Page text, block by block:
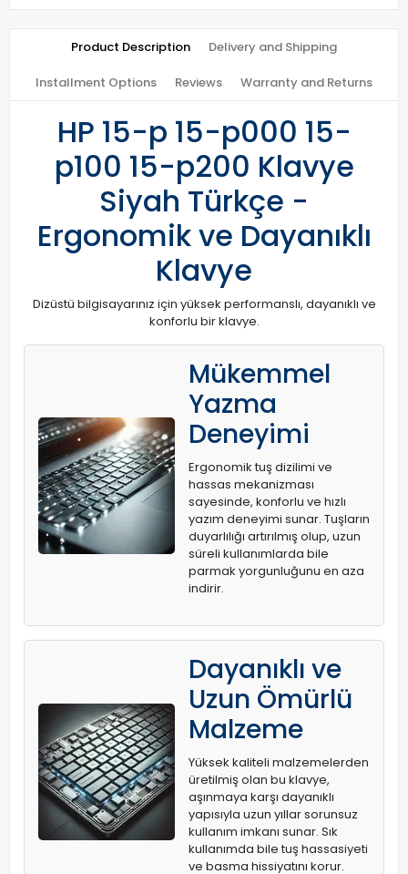
Product Description Delivery and Shipping
Installment Options Reviews Warranty and Returns
HP 15-p 15-p000 15-
p100 15-p200 Klavye
Siyah Türkçe -
Ergonomik ve Dayanıklı
Klavye
Dizüstü bilgisayarınız için yüksek performanslı, dayanıklı ve
konforlu bir klavye.
Mükemmel
Yazma
Deneyimi
Ergonomik tuş dizilimi ve
hassas mekanizması
sayesinde, konforlu ve hızlı
yazım deneyimi sunar. Tuşların
duyarlılığı artırılmış olup, uzun
süreli kullanımlarda bile
parmak yorgunluğunu en aza
indirir.
Dayanıklı ve
Uzun Ömürlü
Malzeme
Yüksek kaliteli malzemelerden
üretilmiş olan bu klavye,
aşınmaya karşı dayanıklı
yapısıyla uzun yıllar sorunsuz
kullanım imkanı sunar. Sık
kullanımda bile tuş hassasiyeti
ve basma hissiyatını korur.